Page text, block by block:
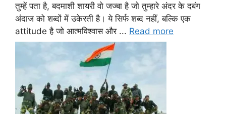
तुम्हें पता है, बदमाशी शायरी वो जज्बा है जो तुम्हारे अंदर के दबंग
अंदाज को शब्दों में उकेरती है। ये सिर्फ शब्द नहीं, बल्कि एक
attitude है जो आत्मविश्वास और ... Read more